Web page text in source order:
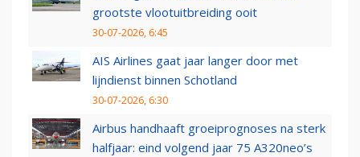
grootste vlootuitbreiding ooit
30-07-2026, 6:45
AIS Airlines gaat jaar langer door met
lijndienst binnen Schotland
30-07-2026, 6:30
Airbus handhaaft groeiprognoses na sterk
halfjaar: eind volgend jaar 75 A320neo’s